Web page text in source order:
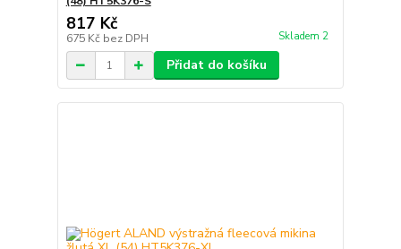
817 Kč
675 Kč bez DPH Skladem 2
Přidat do košíku